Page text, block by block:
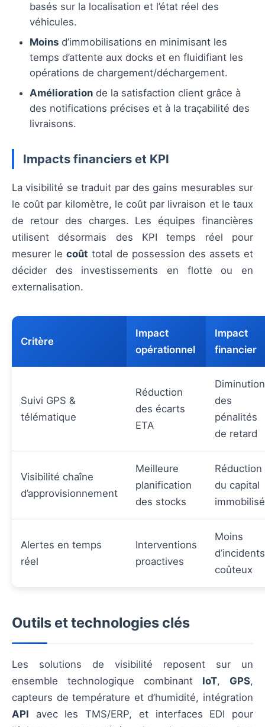
basés sur la localisation et l’état réel des
véhicules.
Moins d’immobilisations en minimisant les
temps d’attente aux docks et en fluidifiant les
opérations de chargement/déchargement.
Amélioration de la satisfaction client grâce à
des notifications précises et à la traçabilité des
livraisons.
Impacts financiers et KPI
La visibilité se traduit par des gains mesurables sur
le coût par kilomètre, le coût par livraison et le taux
de retour des charges. Les équipes financières
utilisent désormais des KPI temps réel pour
mesurer lecoût total de possession des assets et
décider des investissements en flotte ou en
externalisation.
Critère
Impact
opérationnel
Impact
financier
Suivi GPS &
télématique
Réduction
des écarts
ETA
Diminution
des
pénalités
de retard
Visibilité chaîne
d’approvisionnement
Meilleure
planification
des stocks
Réduction
du capital
immobilisé
Alertes en temps
réel
Interventions
proactives
Moins
d’incidents
coûteux
Outils et technologies clés
Les solutions de visibilité reposent sur un
ensemble technologique combinant IoT, GPS,
capteurs de température et d’humidité, intégration
API avec les TMS/ERP, et interfaces EDI pour